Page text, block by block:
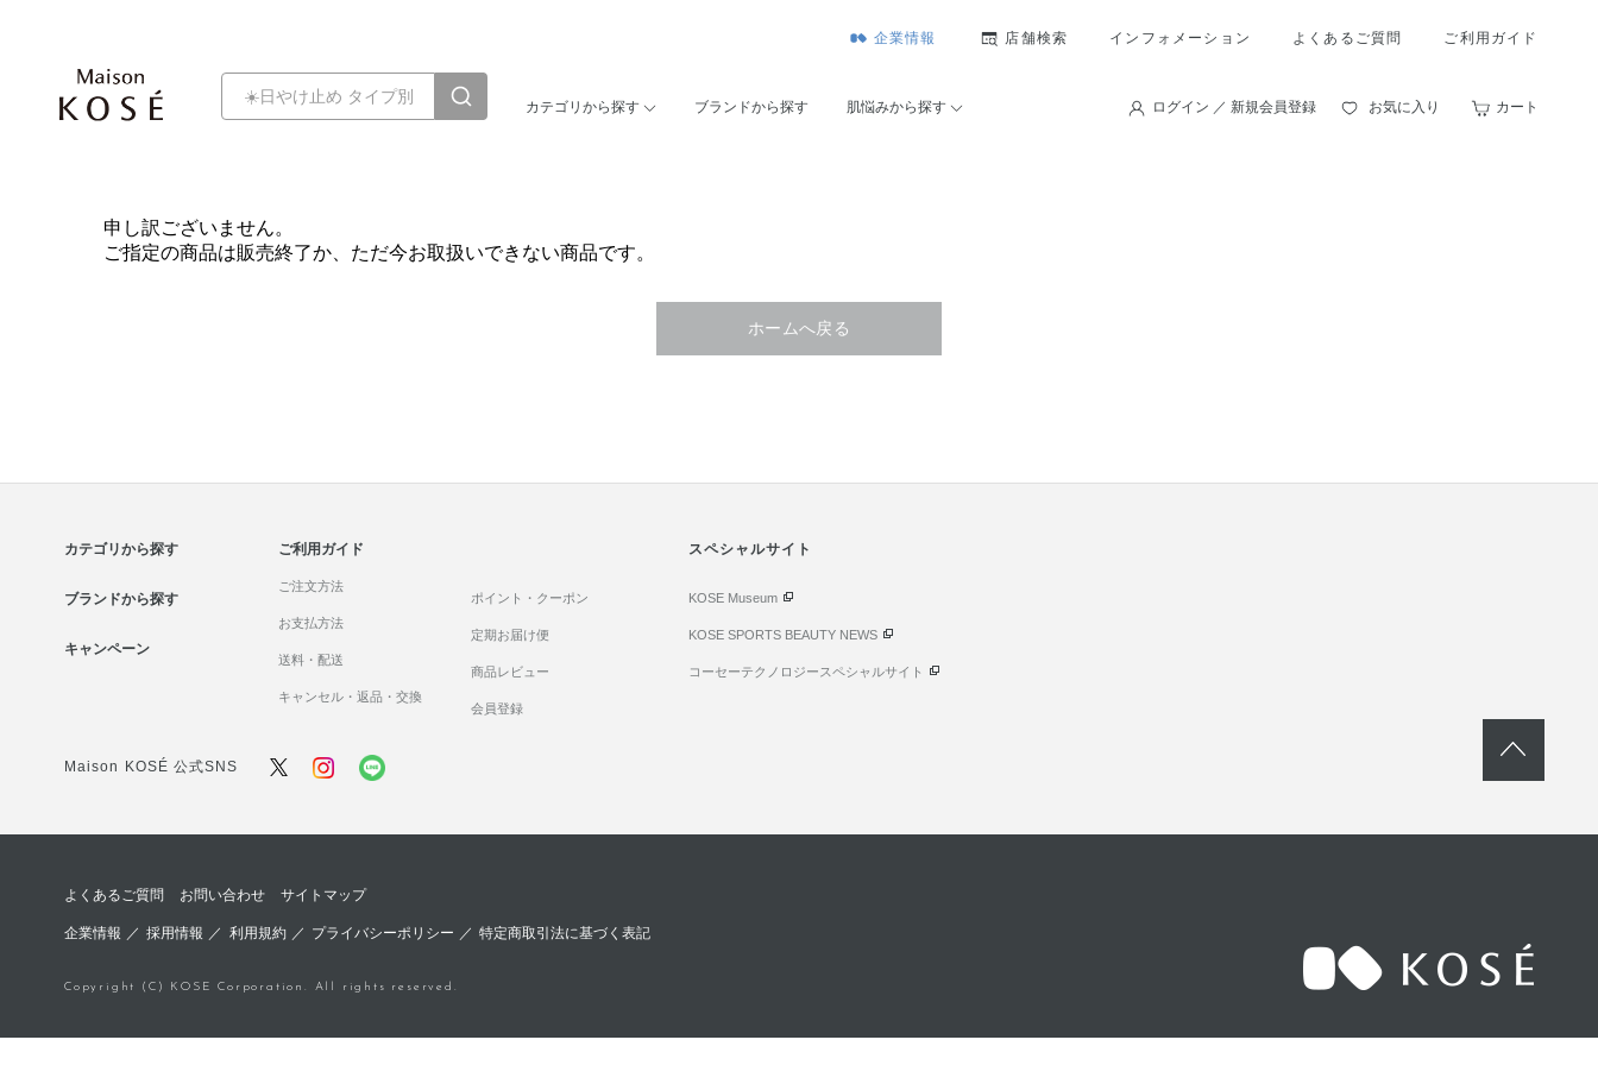
企業情報 店舗検索 インフォメーション よくあるご質問 ご利用ガイド
カテゴリから探す ブランドから探す 肌悩みから探す ログイン ／ 新規会員登録 お気に入り カート
申し訳ございません。
ご指定の商品は販売終了か、ただ今お取扱いできない商品です。
ホームへ戻る
カテゴリから探す
ブランドから探す
キャンペーン
ご利用ガイド
ご注文方法
お支払方法
送料・配送
キャンセル・返品・交換
ポイント・クーポン
定期お届け便
商品レビュー
会員登録
スペシャルサイト
KOSE Museum
KOSE SPORTS BEAUTY NEWS
コーセーテクノロジースペシャルサイト
Maison KOSÉ 公式SNS
よくあるご質問 お問い合わせ サイトマップ
企業情報 ／採用情報 ／ 利用規約／ プライバシーポリシー ／ 特定商取引法に基づく表記
Copyright (C) KOSE Corporation. All rights reserved.